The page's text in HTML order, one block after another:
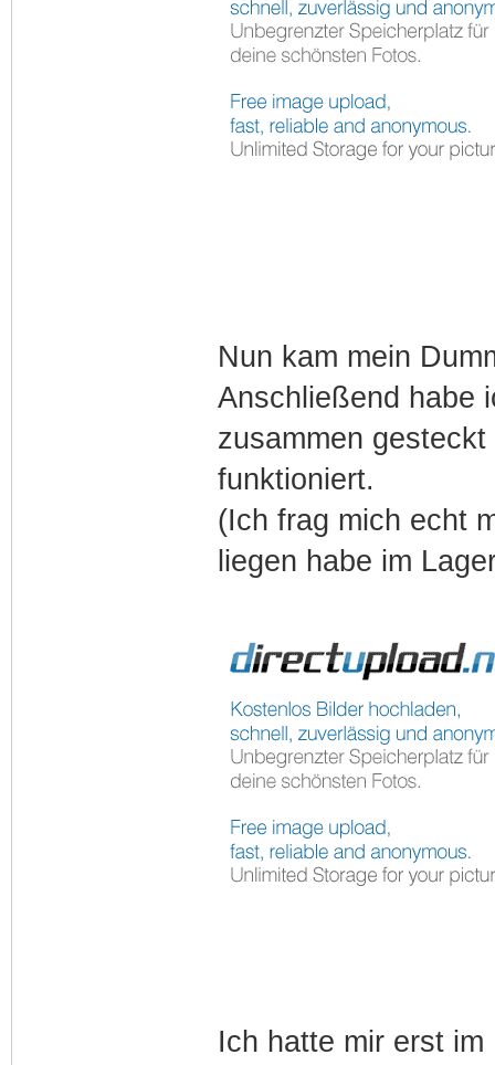
Nun kam mein
Anschließend habe
zusammen
funktioniert.
(Ich frag mich echt
liegen habe im
Ich hatte mir erst